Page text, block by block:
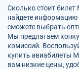
Сколько стоит
найдете информацию
сможете выбрать
Мы предлагаем
комиссий.
купить авиабилеты
вам низкие цены,